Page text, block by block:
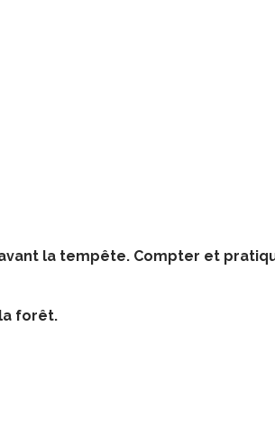
la tempête. Compter et
forêt.